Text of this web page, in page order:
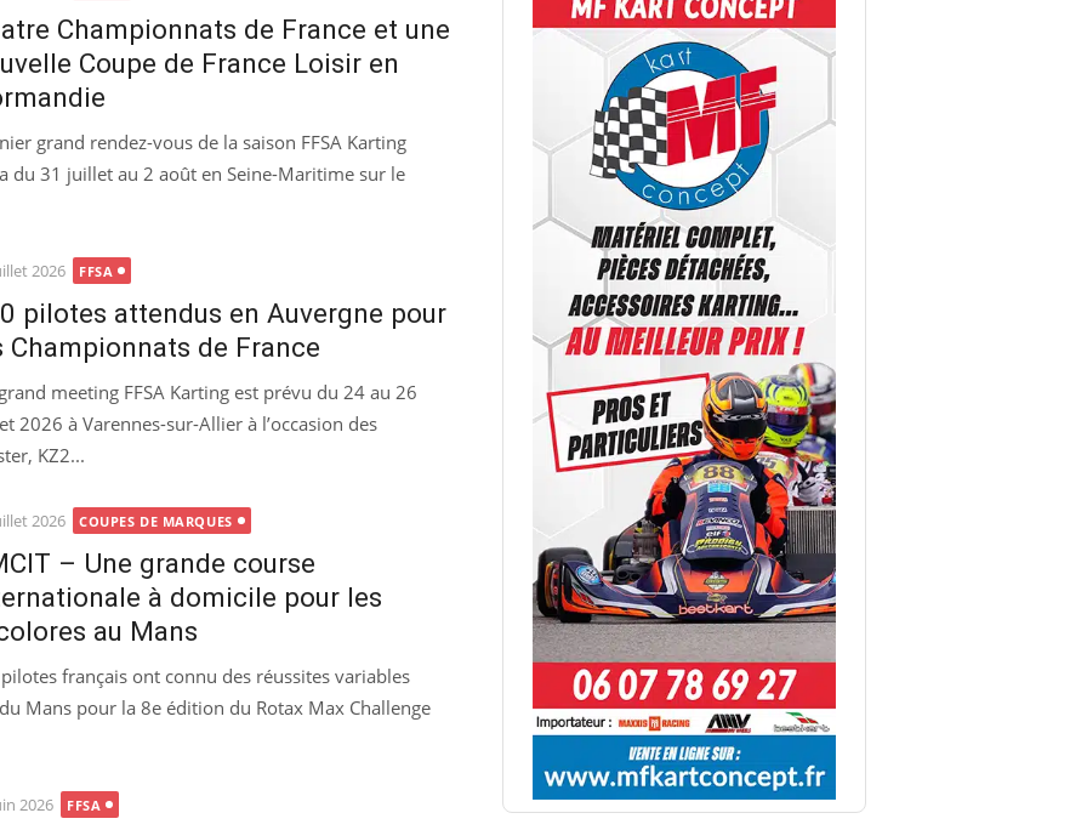
Championnats de France et une
Coupe de France Loisir en
grand rendez-vous de la saison FFSA Karting
du 31 juillet au 2 août en Seine-Maritime sur le
2026 FFSA
pilotes attendus en Auvergne pour
Championnats de France
meeting FFSA Karting est prévu du 24 au 26
2026 à Varennes-sur-Allier à l’occasion des
KZ2...
2026 COUPES DE MARQUES
– Une grande course
à domicile pour les
au Mans
pilotes français ont connu des réussites variables
Mans pour la 8e édition du Rotax Max Challenge
2026 FFSA